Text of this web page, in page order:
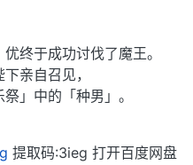
终于成功讨伐了魔王。
亲自召见，
」中的「种男」。
提取码:3ieg 打开百度网盘